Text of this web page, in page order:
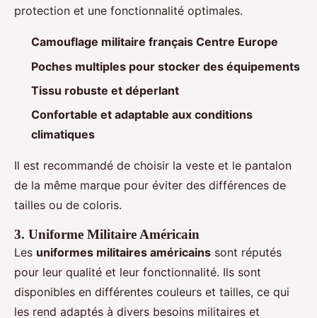
protection et une fonctionnalité optimales.
Camouflage militaire français Centre Europe
Poches multiples pour stocker des équipements
Tissu robuste et déperlant
Confortable et adaptable aux conditions
climatiques
Il est recommandé de choisir la veste et le pantalon
de la même marque pour éviter des différences de
tailles ou de coloris.
3. Uniforme Militaire Américain
Les uniformes militaires américains sont réputés
pour leur qualité et leur fonctionnalité. Ils sont
disponibles en différentes couleurs et tailles, ce qui
les rend adaptés à divers besoins militaires et